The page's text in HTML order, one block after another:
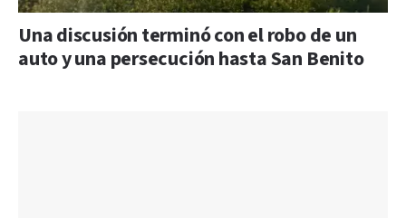
Una discusión terminó con el robo de un
auto y una persecución hasta San Benito